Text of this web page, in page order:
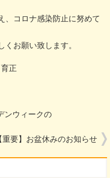
、コロナ感染防止に努めて
お願い致します。
正
ンウィークの
重要】お盆休みのお知らせ